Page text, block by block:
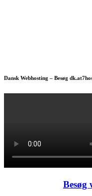
Dansk Webhosting – Besøg
Besøg